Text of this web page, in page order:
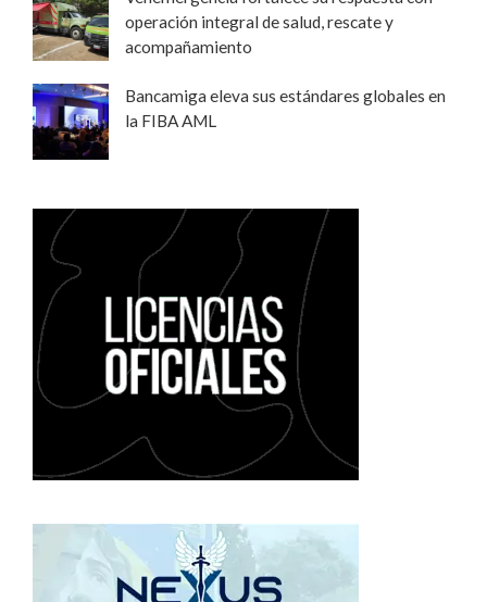
operación integral de salud, rescate y
acompañamiento
Bancamiga eleva sus estándares globales en
la FIBA AML